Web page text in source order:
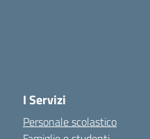
I Servizi
Personale scolastico